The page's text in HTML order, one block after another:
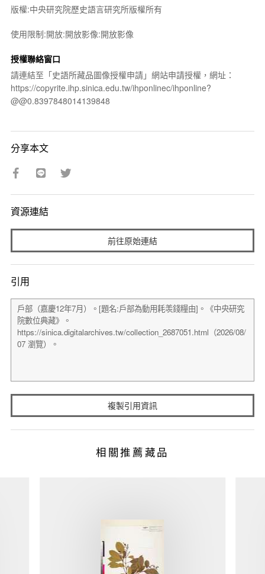
版權:中央研究院歷史語言研究所版權所有
使用限制:開放:開放影像:開放影像
授權聯絡窗口
請連結至「史語所藏品圖像授權申請」網站申請授權，網址：
https://copyrite.ihp.sinica.edu.tw/ihponlinec/ihponline?
@@0.8397848014139848
分享本文
資源連結
前往原始連結
引用
複製引用資訊
相關推薦藏品